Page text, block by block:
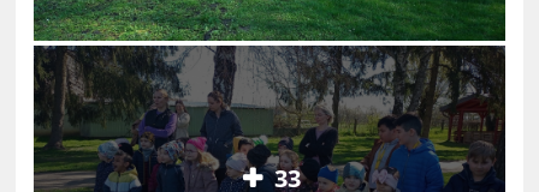
33